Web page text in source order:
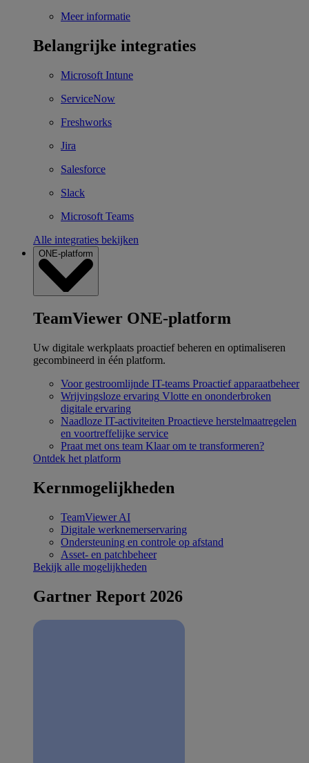
Meer informatie
Belangrijke integraties
Microsoft Intune
ServiceNow
Freshworks
Jira
Salesforce
Slack
Microsoft Teams
Alle integraties bekijken
ONE-platform
TeamViewer ONE-platform
Uw digitale werkplaats proactief beheren en optimaliseren
gecombineerd in één platform.
Voor gestroomlijnde IT-teams Proactief apparaatbeheer
Wrijvingsloze ervaring Vlotte en ononderbroken
digitale ervaring
Naadloze IT-activiteiten Proactieve herstelmaatregelen
en voortreffelijke service
Praat met ons team Klaar om te transformeren?
Ontdek het platform
Kernmogelijkheden
TeamViewer AI
Digitale werknemerservaring
Ondersteuning en controle op afstand
Asset- en patchbeheer
Bekijk alle mogelijkheden
Gartner Report 2026